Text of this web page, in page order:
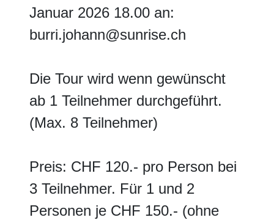
Januar 2026 18.00 an:
burri.johann@sunrise.ch
Die Tour wird wenn gewünscht
ab 1 Teilnehmer durchgeführt.
(Max. 8 Teilnehmer)
Preis: CHF 120.- pro Person bei
3 Teilnehmer. Für 1 und 2
Personen je CHF 150.- (ohne